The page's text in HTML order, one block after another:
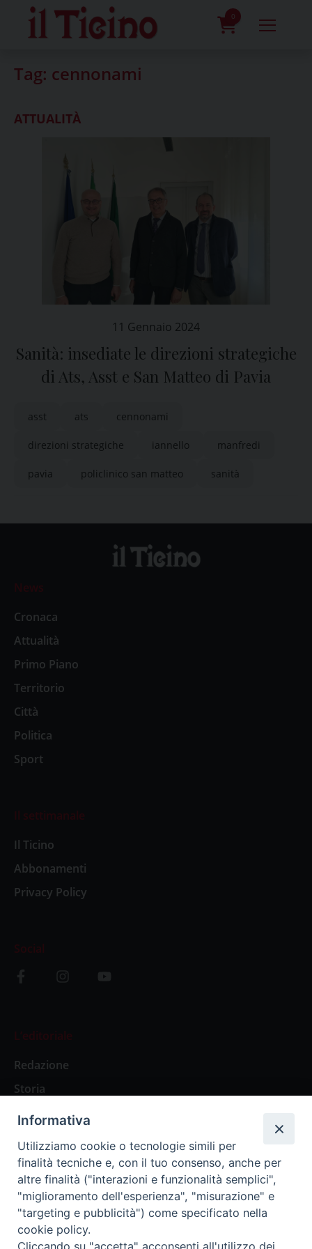
content
0
Tag: cennonami
ATTUALITÀ
11 Gennaio 2024
Sanità: insediate le direzioni strategiche
di Ats, Asst e San Matteo di Pavia
asst ats cennonami
direzioni strategiche iannello manfredi
pavia policlinico san matteo sanità
News
Cronaca
Attualità
Primo Piano
Territorio
Città
Politica
Sport
Il settimanale
Il Ticino
Abbonamenti
Privacy Policy
Social
L’editoriale
Redazione
Storia
Abbonamenti
Abbonamento Annuale Digitale
Abbonamento Annuale Cartaceo
Abbonamento Singola Copia Digitale
Informativa
Utilizziamo cookie o tecnologie simili per
finalità tecniche e, con il tuo consenso, anche per
altre finalità ("interazioni e funzionalità semplici",
"miglioramento dell'esperienza", "misurazione" e
"targeting e pubblicità") come specificato nella
cookie policy.